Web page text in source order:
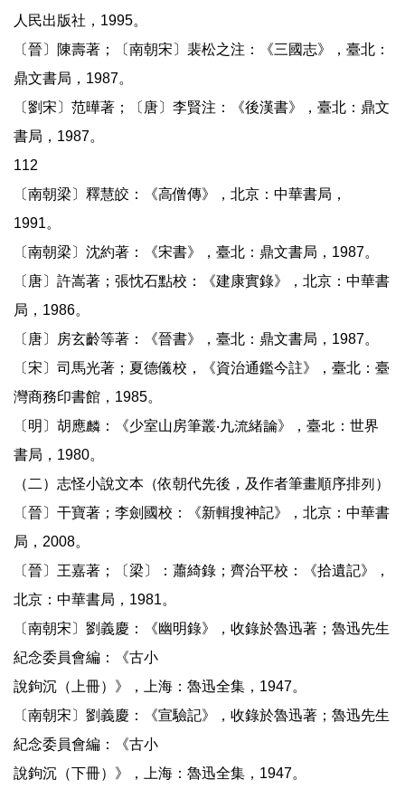
人民出版社，1995。
〔晉〕陳壽著；〔南朝宋〕裴松之注：《三國志》，臺北：
鼎文書局，1987。
〔劉宋〕范曄著；〔唐〕李賢注：《後漢書》，臺北：鼎文
書局，1987。
112
〔南朝梁〕釋慧皎：《高僧傳》，北京：中華書局，
1991。
〔南朝梁〕沈約著：《宋書》，臺北：鼎文書局，1987。
〔唐〕許嵩著；張忱石點校：《建康實錄》，北京：中華書
局，1986。
〔唐〕房玄齡等著：《晉書》，臺北：鼎文書局，1987。
〔宋〕司馬光著；夏德儀校，《資治通鑑今註》，臺北：臺
灣商務印書館，1985。
〔明〕胡應麟：《少室山房筆叢‧九流緒論》，臺北：世界
書局，1980。
（二）志怪小說文本（依朝代先後，及作者筆畫順序排列）
〔晉〕干寶著；李劍國校：《新輯搜神記》，北京：中華書
局，2008。
〔晉〕王嘉著；〔梁〕：蕭綺錄；齊治平校：《拾遺記》，
北京：中華書局，1981。
〔南朝宋〕劉義慶：《幽明錄》，收錄於魯迅著；魯迅先生
紀念委員會編：《古小
說鉤沉（上冊）》，上海：魯迅全集，1947。
〔南朝宋〕劉義慶：《宣驗記》，收錄於魯迅著；魯迅先生
紀念委員會編：《古小
說鉤沉（下冊）》，上海：魯迅全集，1947。